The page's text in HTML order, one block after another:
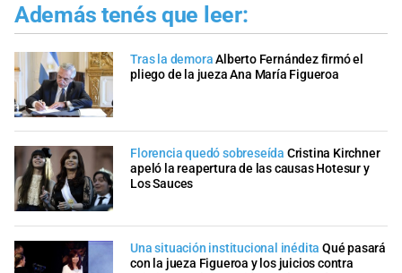
Además tenés que leer:
Tras la demoraAlberto Fernández firmó el
pliego de la jueza Ana María Figueroa
Florencia quedó sobreseída Cristina Kirchner
apeló la reapertura de las causas Hotesur y
Los Sauces
Una situación institucional inédita Qué pasará
con la jueza Figueroa y los juicios contra